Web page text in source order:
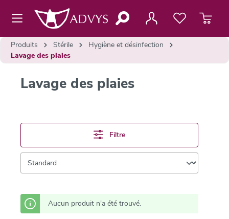
principal
Produits Stérile
Hygiène et désinfection
Lavage des plaies
Lavage des plaies
Filtre
Aucun produit n'a été trouvé.